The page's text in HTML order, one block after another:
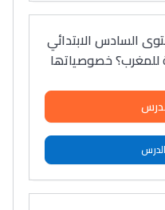
السادس الابتدائي
للمغرب؟ خصوصیاتھا